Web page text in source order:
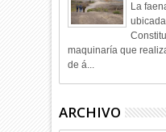
La
maquinaría que
de á...
ARCHIVO